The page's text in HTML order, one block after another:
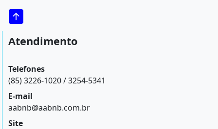
Atendimento
Telefones
(85) 3226-1020 / 3254-5341
E-mail
aabnb@aabnb.com.br
Site